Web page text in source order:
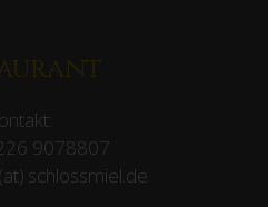
9078807
schlossmiel.de